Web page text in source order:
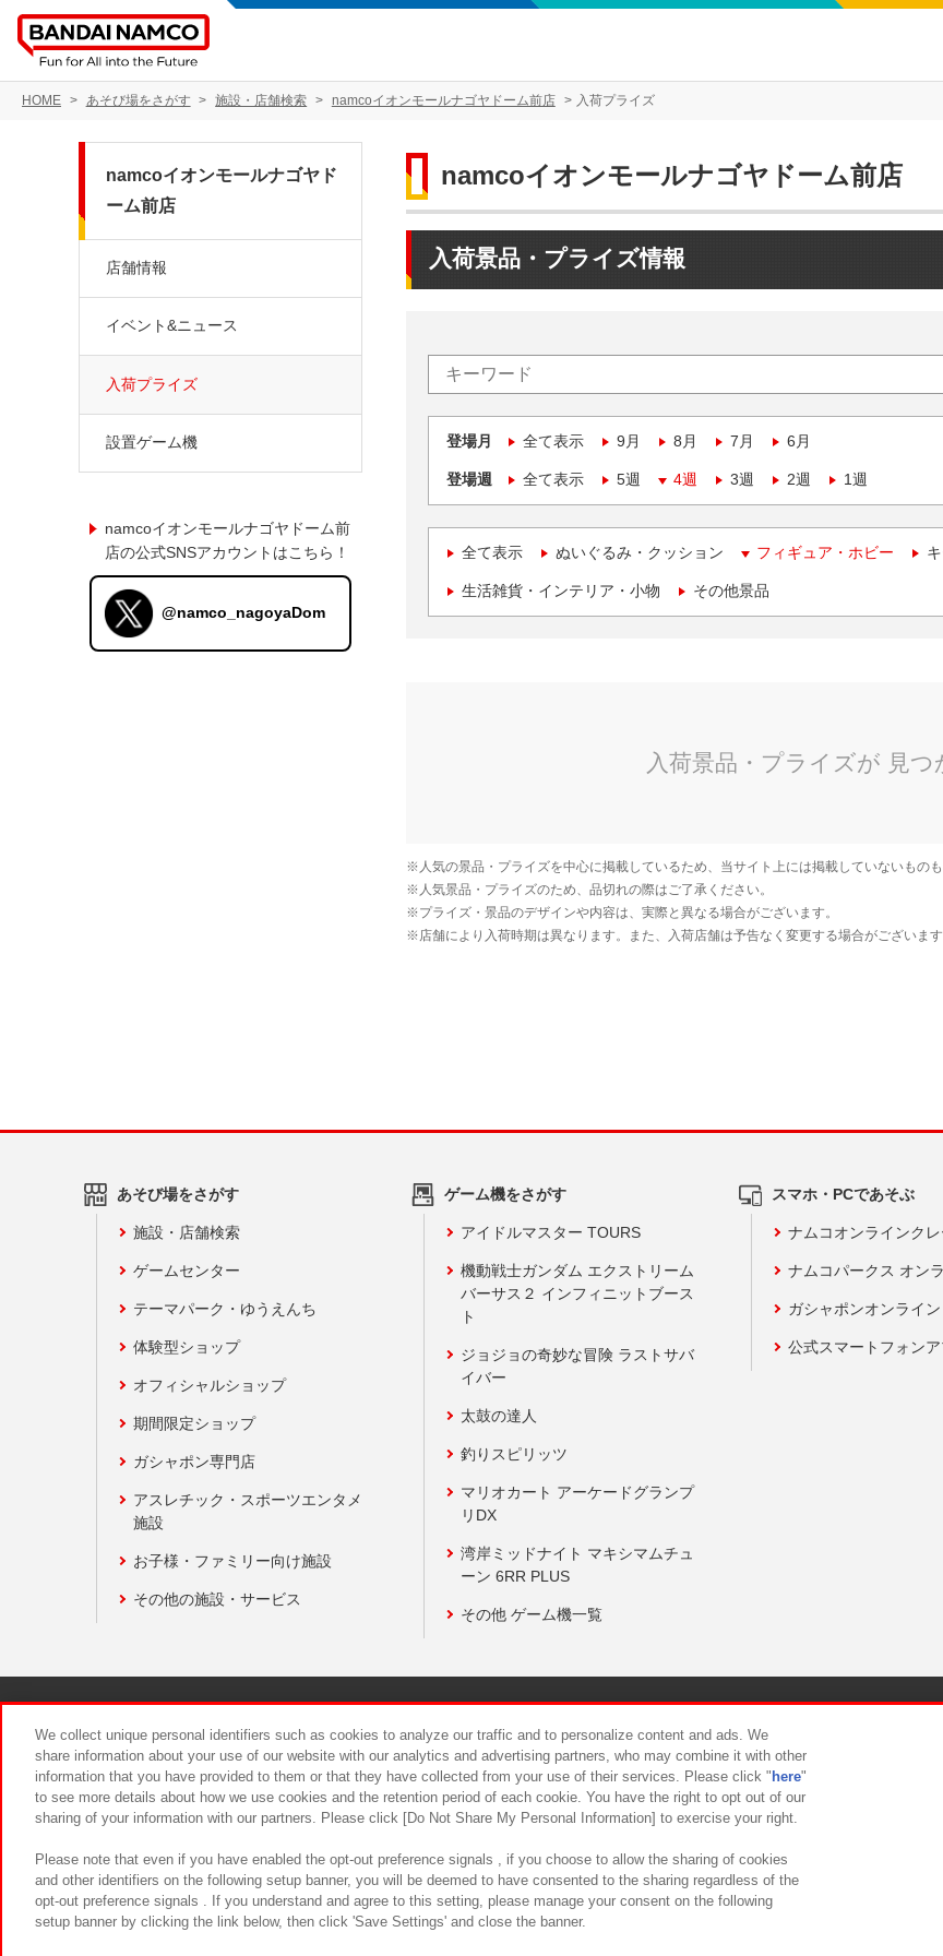
HOME あそび場をさがす 施設・店舗検索 namcoイオンモールナゴヤドーム前店 入荷プライズ
namcoイオンモールナゴヤドーム前店
入荷景品・プライズ情報
登場月 全て表示 9月 8月 7月 6月
登場週 全て表示 5週 4週 3週 2週 1週
全て表示 ぬいぐるみ・クッション フィギュア・ホビー
生活雑貨・インテリア・小物 その他景品
namcoイオンモールナゴヤド
ーム前店
店舗情報
イベント&ニュース
入荷プライズ
設置ゲーム機
namcoイオンモールナゴヤドーム前
店の公式SNSアカウントはこちら！
@namco_nagoyaDom
あそび場をさがす
施設・店舗検索
ゲームセンター
テーマパーク・ゆうえんち
体験型ショップ
オフィシャルショップ
期間限定ショップ
ガシャポン専門店
アスレチック・スポーツエンタメ
施設
お子様・ファミリー向け施設
その他の施設・サービス
ゲーム機をさがす
アイドルマスター TOURS
機動戦士ガンダム エクストリーム
バーサス２ インフィニットブース
ト
ジョジョの奇妙な冒険 ラストサバ
イバー
太鼓の達人
釣りスピリッツ
マリオカート アーケードグランプ
リDX
湾岸ミッドナイト マキシマムチュ
ーン 6RR PLUS
その他 ゲーム機一覧
スマホ・PCであそぶ
ナムコオンラインク
ナムコパークス オン
ガシャポンオンライン
公式スマートフォンア
食品のご提供について カスタマーハラスメント対応方針
We collect unique personal identifiers such as cookies to analyze our traffic and to personalize content and ads. We
share information about your use of our website with our analytics and advertising partners, who may combine it with other
information that you have provided to them or that they have collected from your use of their services. Please click " here"
to see more details about how we use cookies and the retention period of each cookie. You have the right to opt out of our
sharing of your information with our partners. Please click [Do Not Share My Personal Information] to exercise your right.
Please note that even if you have enabled the opt-out preference signals , if you choose to allow the sharing of cookies
and other identifiers on the following setup banner, you will be deemed to have consented to the sharing regardless of the
opt-out preference signals . If you understand and agree to this setting, please manage your consent on the following
setup banner by clicking the link below, then click 'Save Settings' and close the banner.